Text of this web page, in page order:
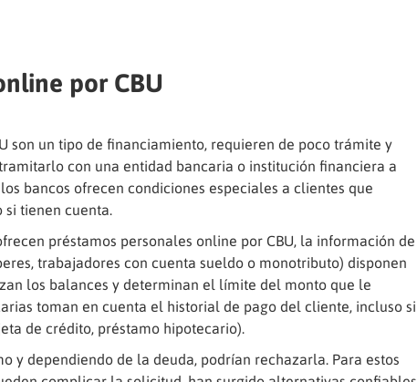
por CBU
son un tipo de financiamiento, requieren de poco trámite y
con una entidad bancaria o institución financiera a
bancos ofrecen condiciones especiales a clientes que
si tienen cuenta.
préstamos personales online por CBU, la información de
trabajadores con cuenta sueldo o monotributo) disponen
los balances y determinan el límite del monto que le
toman en cuenta el historial de pago del cliente, incluso si
de crédito, préstamo hipotecario).
y dependiendo de la deuda, podrían rechazarla. Para estos